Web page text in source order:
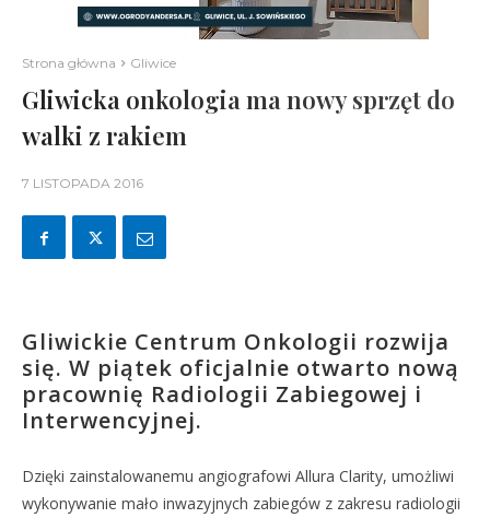
Strona główna Gliwice
Gliwicka onkologia ma nowy sprzęt do
walki z rakiem
7 LISTOPADA 2016
Gliwickie Centrum Onkologii rozwija
się. W piątek oficjalnie otwarto nową
pracownię Radiologii Zabiegowej i
Interwencyjnej.
Dzięki zainstalowanemu angiografowi Allura Clarity, umożliwi
wykonywanie mało inwazyjnych zabiegów z zakresu radiologii